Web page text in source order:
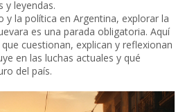
y leyendas.
y la política en Argentina, explorar la
es una parada obligatoria. Aquí
cuestionan, explican y reflexionan
en las luchas actuales y qué
del país.